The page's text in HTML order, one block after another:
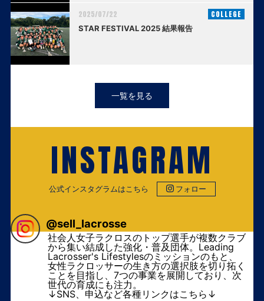
2025/07/22 COLLEGE
STAR FESTIVAL 2025 結果報告
一覧を見る
INSTAGRAM
公式インスタグラムはこちら フォロー
@sell_lacrosse
社会人女子ラクロスのトップ選手が複数クラブ
から集い結成した強化・普及団体。Leading
Lacrosser's Lifestylesのミッションのもと、
女性ラクロッサーの生き方の選択肢を切り拓く
ことを目指し、7つの事業を展開しており、次
世代の育成にも注力。
↓SNS、申込など各種リンクはこちら↓